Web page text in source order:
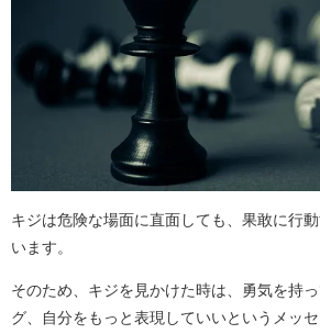
キジは危険な場面に直面しても、果敢に行
います。
そのため、キジを見かけた時は、勇気を持
グ、自分をもっと表現していいというメッ